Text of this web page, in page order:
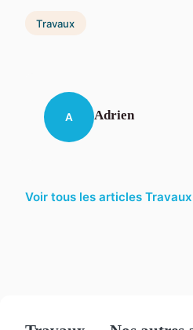
Travaux
A Adrien
Voir tous les articles